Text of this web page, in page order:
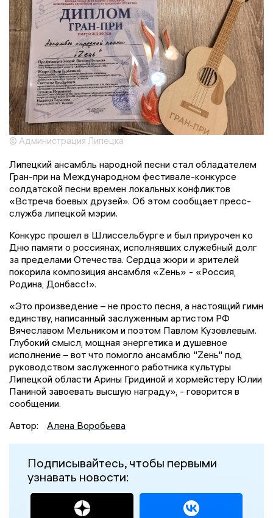
© Администрация Липецка
Липецкий ансамбль народной песни стал обладателем
Гран-при на Международном фестивале-конкурсе
солдатской песни времен локальных конфликтов
«Встреча боевых друзей». Об этом сообщает пресс-
служба липецкой мэрии.
Конкурс прошел в Шлиссельбурге и был приурочен ко
Дню памяти о россиянах, исполнявших служебный долг
за пределами Отечества. Сердца жюри и зрителей
покорила композиция ансамбля «Zень» - «Россия,
Родина, Донбасс!».
«Это произведение – не просто песня, а настоящий гимн
единству, написанный заслуженным артистом РФ
Вячеславом Мельником и поэтом Павлом Кузовлевым.
Глубокий смысл, мощная энергетика и душевное
исполнение – вот что помогло ансамблю "Zень" под
руководством заслуженного работника культуры
Липецкой области Арины Гридиной и хормейстеру Юлии
Паниной завоевать высшую награду», - говорится в
сообщении.
Автор:
Алена Воробьева
Подписывайтесь, чтобы первыми
узнавать новости: